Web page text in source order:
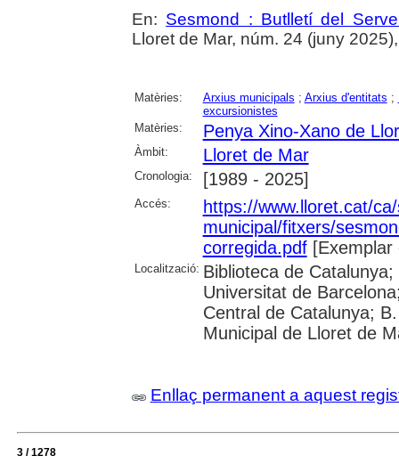
En: Sesmond : Butlletí del
Lloret de Mar, núm. 24 (juny
Matèries: Arxius municipals ; Arxius d'entitats ;
excursionistes
Matèries:
Penya Xino-Xano de
Àmbit: Lloret de Mar
Cronologia: [1989 - 2025]
Accés:
https://www.lloret.cat/
municipal/fitxers/
corregida.pdf[Exemplar
Localització: Biblioteca de
Universitat de
Central de Catalunya;
Municipal de Lloret de
Enllaç permanent a aquest
3 / 1278